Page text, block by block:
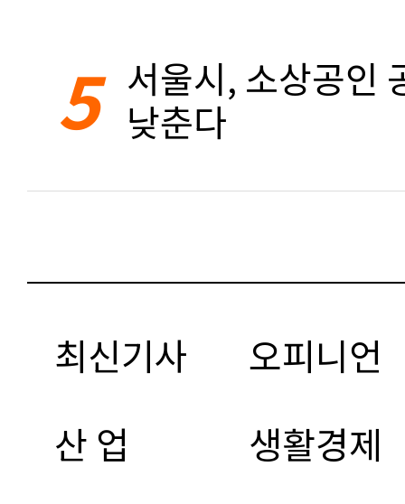
5 서울시, 소상공인
낮춘다
최신기사
오피니언
산 업
생활경제